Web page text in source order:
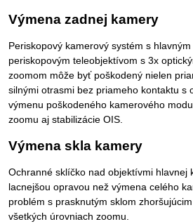
Výmena zadnej kamery
Periskopový kamerový systém s
periskopovým teleobjektívom s 3x
zoomom môže byť poškodený nielen
silnými otrasmi bez priameho kontaktu s
výmenu poškodeného kamerového
zoomu aj stabilizácie OIS.
Výmena skla kamery
Ochranné sklíčko nad objektívmi hlavnej
lacnejšou opravou než výmena celého
problém s prasknutým sklom
všetkých úrovniach zoomu.